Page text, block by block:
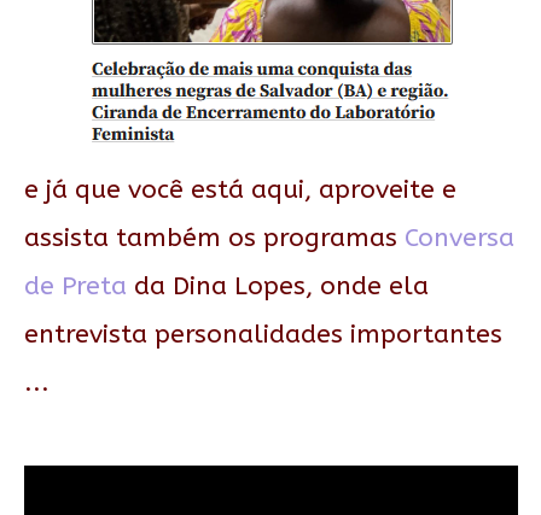
e já que você está aqui, aproveite e
assista também os programas Conversa
de Preta da Dina Lopes, onde ela
entrevista personalidades importantes
...